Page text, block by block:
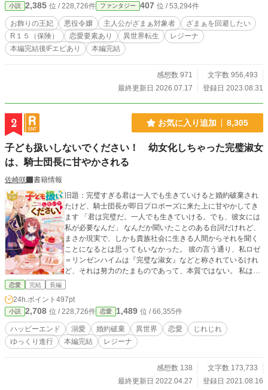
小説 2,385 位 / 228,726件 ファンタジー 407 位 / 53,294件
お飾りの王妃 悪役令嬢 主人公がざまぁ対象者
ざまぁを回避したい
R１５（保険）
恋愛要素あり 異世界転生
レジーナ
本編完結後IFエピあり
本編完結
感想数 971
文字数 956,493
最終更新日 2026.07.17
登録日 2023.08.31
2 お気に入り追加 8,305
子ども扱いしないでください！ 幼女化しちゃった完璧淑女
は、騎士団長に甘やかされる
佐崎咲
書籍情報
旧題：完璧すぎる君は一人でも生きていけると婚約破棄され
たけど、騎士団長が即日プロポーズに来た上に甘やかしてき
ます 「君は完璧だ。一人でも生きていける。でも、彼女には
私が必要なんだ」 なんだか聞いたことのある台詞だけれど、
まさか現実で、しかも貴族社会に生きる人間からそれを聞く
ことになるとは思ってもいなかった。 彼の言う通り、私ロゼ
＝リンゼンハイムは『完璧な淑女』などと称されているけれ
ど、それは努力のたまものであって、本質ではない。 私は幼
い時に我儘な姉に追い出され、開き直って自然溢れる領地で
ら。 それが、今度は跡継ぎ教育に嫌気がさした姉が自称病弱
設定を作り出し、代わりに私がこの家を継ぐことになったか
ら、王都に移って血反吐を吐くような努力を重ねたのだ。 そ
して今度は腐れ縁ともいうべき幼馴染みの友人に婚約者を横
取りされたわけだけれど、それはまあ別にどうぞ差し上げま
かりの私をその日訪ねた人が、もう一人いた。 切れ長の紺色
の瞳に、長い金髪を一つに束ね、男女問わず目をひく美しい
恋愛 完結 長編
24h.ポイント 497pt
小説 2,708 位 / 228,726件 恋愛 1,489 位 / 66,355件
ハッピーエンド 溺愛 婚約破棄 異世界 恋愛
じれじれ
ゆっくり進行
本編完結 レジーナ
感想数 138
文字数 173,733
最終更新日 2022.04.27
登録日 2021.08.16